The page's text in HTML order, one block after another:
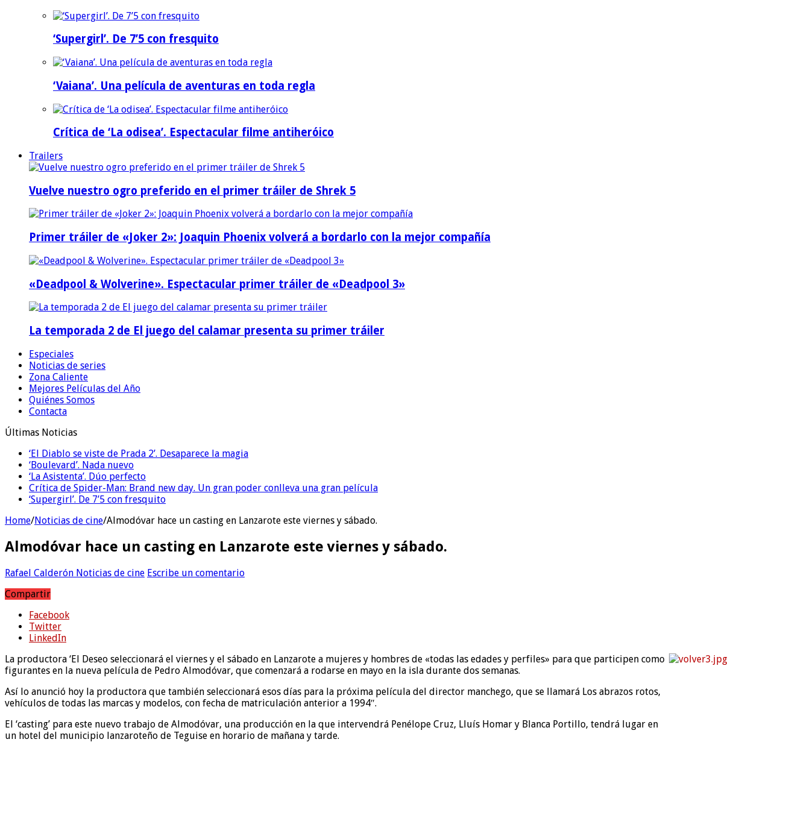
‘Supergirl’. De 7’5 con fresquito
‘Vaiana’. Una película de aventuras en toda regla
Crítica de ‘La odisea’. Espectacular filme antiheróico
Trailers
Vuelve nuestro ogro preferido en el primer tráiler de Shrek 5
Primer tráiler de «Joker 2»: Joaquin Phoenix volverá a bordarlo con la mejor compañía
«Deadpool & Wolverine». Espectacular primer tráiler de «Deadpool 3»
La temporada 2 de El juego del calamar presenta su primer tráiler
Especiales
Noticias de series
Zona Caliente
Mejores Películas del Año
Quiénes Somos
Contacta
Últimas Noticias
‘El Diablo se viste de Prada 2’. Desaparece la magia
‘Boulevard’. Nada nuevo
‘La Asistenta’. Dúo perfecto
Crítica de Spider-Man: Brand new day. Un gran poder conlleva una gran película
‘Supergirl’. De 7’5 con fresquito
Home/Noticias de cine/Almodóvar hace un casting en Lanzarote este viernes y sábado.
Almodóvar hace un casting en Lanzarote este viernes y sábado.
Rafael Calderón Noticias de cine Escribe un comentario
Compartir
Facebook
Twitter
LinkedIn
La productora ‘El Deseo seleccionará el viernes y el sábado en Lanzarote a mujeres y hombres de «todas las edades y perfiles» para que participen como
figurantes en la nueva película de Pedro Almodóvar, que comenzará a rodarse en mayo en la isla durante dos semanas.
Así lo anunció hoy la productora que también seleccionará esos días para la próxima película del director manchego, que se llamará Los abrazos rotos,
vehículos de todas las marcas y modelos, con fecha de matriculación anterior a 1994″.
El ‘casting’ para este nuevo trabajo de Almodóvar, una producción en la que intervendrá Penélope Cruz, Lluís Homar y Blanca Portillo, tendrá lugar en
un hotel del municipio lanzaroteño de Teguise en horario de mañana y tarde.